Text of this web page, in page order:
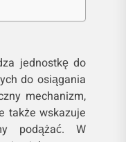
jednostkę do
do osiągania
mechanizm,
także wskazuje
podążać. W